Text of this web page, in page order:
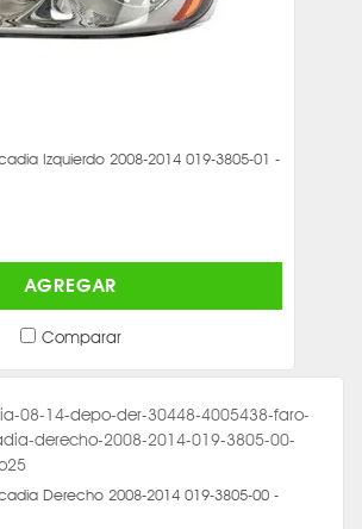
Izquierdo 2008-2014 019-3805-01 -
AGREGAR
Comparar
Derecho 2008-2014 019-3805-00 -